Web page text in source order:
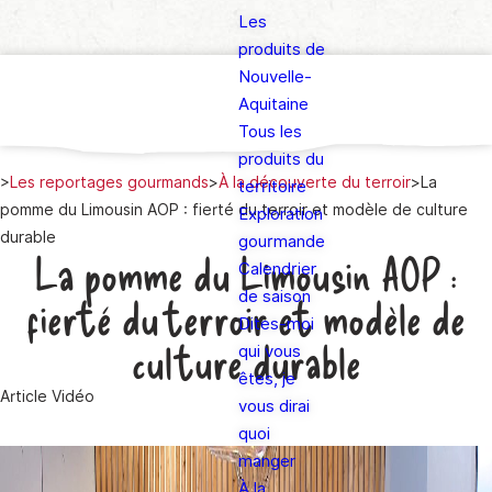
Les
produits de
Nouvelle-
Aquitaine
Tous les
produits du
territoire
Exploration
gourmande
Calendrier
de saison
Dites-moi
qui vous
êtes, je
vous dirai
quoi
manger
>Les reportages gourmands>À la découverte du terroir>La
pomme du Limousin AOP : fierté du terroir et modèle de culture
durable
La pomme du Limousin AOP :
fierté du terroir et modèle de
culture durable
Article Vidéo